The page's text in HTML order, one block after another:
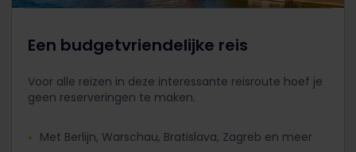
Een budgetvriendelijke reis
Voor alle reizen in deze interessante reisroute hoef je
geen reserveringen te maken.
Met Berlijn, Warschau, Bratislava, Zagreb en meer